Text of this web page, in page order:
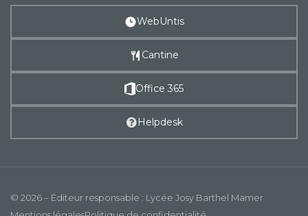
WebUntis
Cantine
Office 365
Helpdesk
© 2026 – Éditeur responsable : Lycée Josy Barthel Mamer